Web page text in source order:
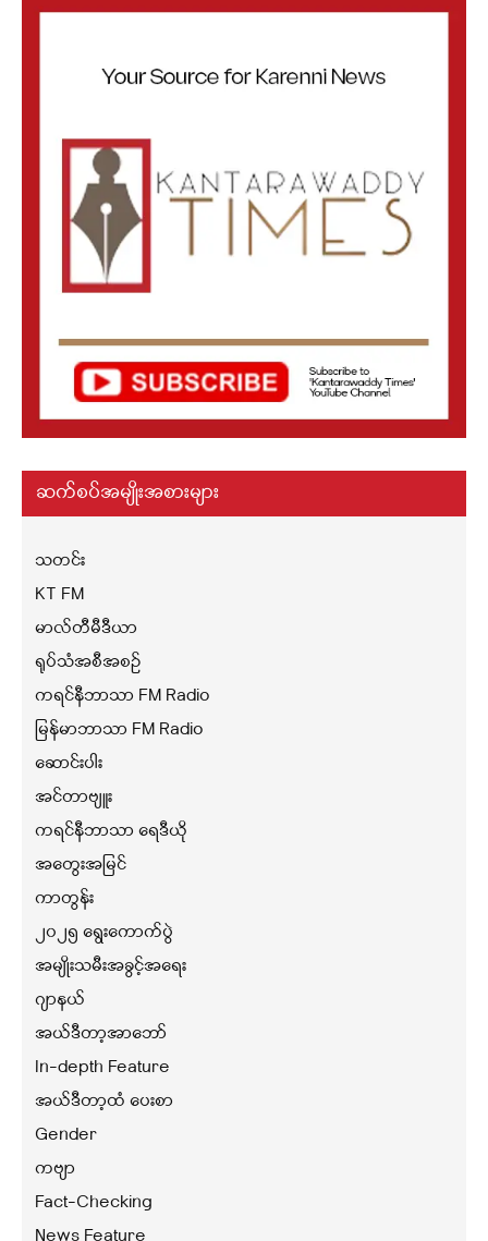
ဆက်စပ်အမျိုးအစားများ
သတင်း
KT FM
မာလ်တီမီဒီယာ
ရုပ်သံအစီအစဉ်
ကရင်နီဘာသာ FM Radio
မြန်မာဘာသာ FM Radio
ဆောင်းပါး
အင်တာဗျူး
ကရင်နီဘာသာ ရေဒီယို
အတွေးအမြင်
ကာတွန်း
၂၀၂၅ ရွေးကောက်ပွဲ
အမျိုးသမီးအခွင့်အရေး
ဂျာနယ်
အယ်ဒီတာ့အာဘော်
In-depth Feature
အယ်ဒီတာ့ထံ ပေးစာ
Gender
ကဗျာ
Fact-Checking